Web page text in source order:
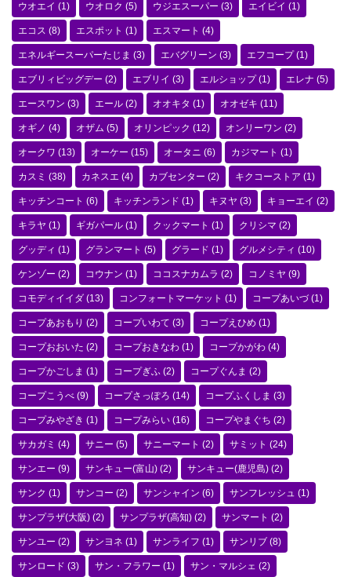
ウオエイ (1) ウオロク (5) ウジエスーパー (3) エイビイ (1)
エコス (8) エスポット (1) エスマート (4)
エネルギースーパーたじま (3) エバグリーン (3) エフコープ(1)
エブリィビッグデー (2) エブリイ (3) エルショップ(1) エレナ (5)
エースワン (3) エール (2) オオキタ (1) オオゼキ (11)
オギノ (4) オザム (5) オリンピック (12) オンリーワン (2)
オークワ (13) オーケー (15) オータニ (6) カジマート (1)
カスミ (38) カネスエ (4) カブセンター (2) キクコーストア (1)
キッチンコート (6) キッチンランド (1) キヌヤ (3) キョーエイ (2)
キラヤ (1) ギガパール (1) クックマート (1) クリシマ (2)
グッディ (1) グランマート (5) グラード (1) グルメシティ (10)
ケンゾー (2) コウナン (1) ココスナカムラ (2) コノミヤ (9)
コモディイイダ (13) コンフォートマーケット (1) コープあいづ(1)
コープあおもり (2) コープいわて (3) コープえひめ (1)
コープおおいた (2) コープおきなわ (1) コープかがわ (4)
コープかごしま (1) コープぎふ (2) コープぐんま (2)
コープこうべ (9) コープさっぽろ (14) コープふくしま (3)
コープみやざき (1) コープみらい (16) コープやまぐち (2)
サカガミ (4) サニー (5) サニーマート (2) サミット (24)
サンエー (9) サンキュー(富山) (2) サンキュー(鹿児島) (2)
サンク (1) サンコー (2) サンシャイン (6) サンフレッシュ (1)
サンプラザ(大阪) (2) サンプラザ(高知) (2) サンマート (2)
サンユー (2) サンヨネ (1) サンライフ (1) サンリブ (8)
サンロード (3) サン・フラワー (1) サン・マルシェ (2)